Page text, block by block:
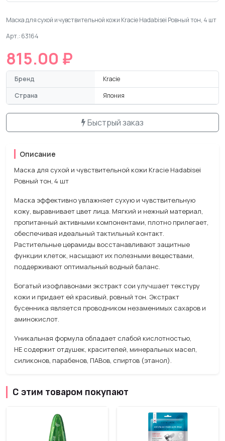
Маска для сухой и чувствительной кожи Kracie Hadabisei Ровный тон, 4 шт
Арт.: 63164
815.00 ₽
Бренд
Kracie
Страна
Япония
Быстрый заказ
Описание
Маска для сухой и чувствительной кожи Kracie Hadabisei
Ровный тон, 4 шт
Маска эффективно увлажняет сухую и чувствительную
кожу, выравнивает цвет лица. Мягкий и нежный материал,
пропитанный активными компонентами, плотно прилегает,
обеспечивая идеальный тактильный контакт.
Растительные церамиды восстанавливают защитные
функции клеток, насыщают их полезными веществами,
поддерживают оптимальный водный баланс.
Богатый изофлавонами экстракт сои улучшает текстуру
кожи и придает ей красивый, ровный тон. Экстракт
бусенника является проводником незаменимых сахаров и
аминокислот.
Уникальная формула обладает слабой кислотностью,
НЕ содержит отдушек, красителей, минеральных масел,
силиконов, парабенов, ПАВов, спиртов (этанол).
С этим товаром покупают